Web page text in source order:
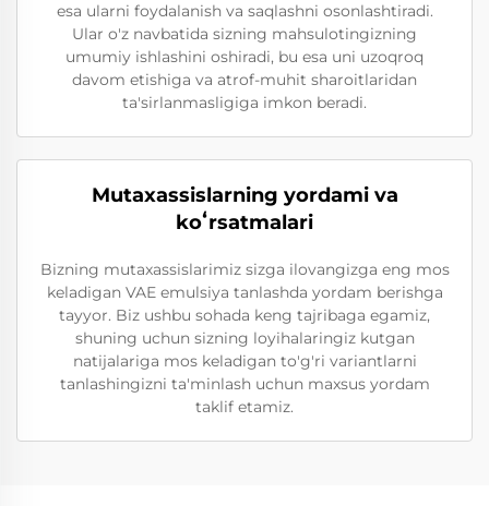
esa ularni foydalanish va saqlashni osonlashtiradi.
Ular o'z navbatida sizning mahsulotingizning
umumiy ishlashini oshiradi, bu esa uni uzoqroq
davom etishiga va atrof-muhit sharoitlaridan
ta'sirlanmasligiga imkon beradi.
Mutaxassislarning yordami va
koʻrsatmalari
Bizning mutaxassislarimiz sizga ilovangizga eng mos
keladigan VAE emulsiya tanlashda yordam berishga
tayyor. Biz ushbu sohada keng tajribaga egamiz,
shuning uchun sizning loyihalaringiz kutgan
natijalariga mos keladigan to'g'ri variantlarni
tanlashingizni ta'minlash uchun maxsus yordam
taklif etamiz.